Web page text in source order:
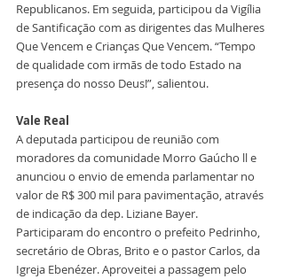
Republicanos. Em seguida, participou da Vigília
de Santificação com as dirigentes das Mulheres
Que Vencem e Crianças Que Vencem. “Tempo
de qualidade com irmãs de todo Estado na
presença do nosso Deus!”, salientou.
Vale Real
A deputada participou de reunião com
moradores da comunidade Morro Gaúcho ll e
anunciou o envio de emenda parlamentar no
valor de R$ 300 mil para pavimentação, através
de indicação da dep. Liziane Bayer.
Participaram do encontro o prefeito Pedrinho,
secretário de Obras, Brito e o pastor Carlos, da
Igreja Ebenézer. Aproveitei a passagem pelo